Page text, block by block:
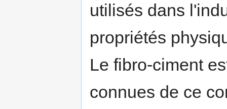
utilisés dans
propriétés
Le fibro-ciment
connues de ce